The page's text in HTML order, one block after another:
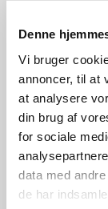
Denne
Vi bruger
annoncer, til at
at analysere
din brug af
for sociale
data med
de har